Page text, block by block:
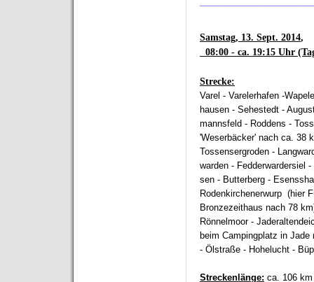
Samstag, 13. Sept. 2014,
08:00 - ca. 19:15 Uhr
Strecke:
Varel - Varelerhafen -
hausen - Sehestedt -
mannsfeld - Roddens -
'Weserbäcker' nach ca. 38
Tossensergroden -
warden - Fedderwardersiel
sen - Butterberg -
Rodenkirchenerwurp (hier
Bronzezeithaus nach 78
Rönnelmoor -
beim Campingplatz in
- Ölstraße - Hohelucht -
Streckenlänge: ca. 106 km